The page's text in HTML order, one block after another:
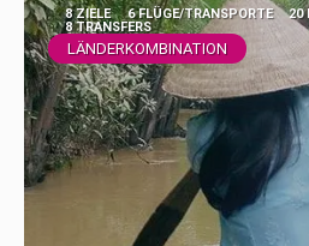
8 ZIELE 6 FLÜGE/TRANSPORTE 20
8 TRANSFERS
LÄNDERKOMBINATION